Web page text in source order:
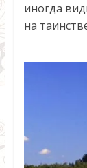
иногда
на